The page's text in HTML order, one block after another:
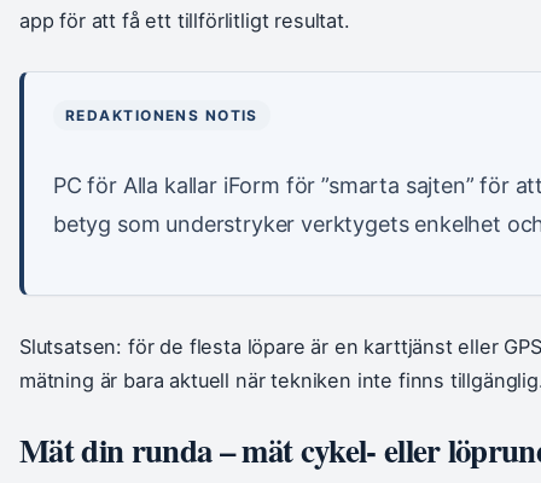
app för att få ett tillförlitligt resultat.
REDAKTIONENS NOTIS
PC för Alla kallar iForm för ”smarta sajten” för
betyg som understryker verktygets enkelhet
Slutsatsen: för de flesta löpare är en karttjänst eller
mätning är bara aktuell när tekniken inte finns
Mät din runda – mät cykel- eller